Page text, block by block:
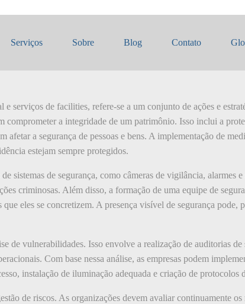
Serviços Sobre Blog Contato
serviços de facilities, refere-se a um conjunto de ações e
comprometer a integridade de um patrimônio. Isso inclui a
afetar a segurança de pessoas e bens. A implementação de
estejam sempre protegidos.
sistemas de segurança, como câmeras de vigilância, alarmes
criminosas. Além disso, a formação de uma equipe de
eles se concretizem. A presença visível de segurança pode,
de vulnerabilidades. Isso envolve a realização de auditorias
Com base nessa análise, as empresas podem
instalação de iluminação adequada e criação de protocolos
de riscos. As organizações devem avaliar continuamente os